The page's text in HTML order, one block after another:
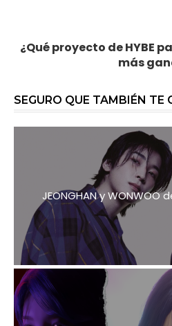
¿Qué proyecto de HYBE
más
SEGURO QUE TAMBIÉN TE
JEONGHAN y WONWOO